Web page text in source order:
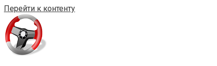
Перейти к контенту